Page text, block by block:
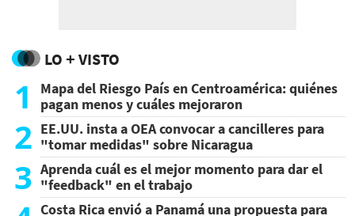
LO + VISTO
1
Mapa del Riesgo País en Centroamérica: quiénes
pagan menos y cuáles mejoraron
2 EE.UU. insta a OEA convocar a cancilleres para
"tomar medidas" sobre Nicaragua
3 Aprenda cuál es el mejor momento para dar el
"feedback" en el trabajo
Costa Rica envió a Panamá una propuesta para